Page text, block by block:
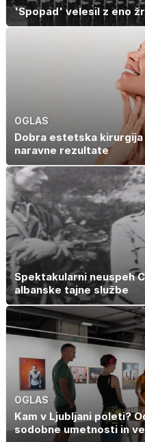
'Spopad' velesil z eno
OGLAS
Dobra estetska
naravne rezultate
Spektakularni neuspeh
albanske tajne službe
OGLAS
Kam v Ljubljani poleti?
sodobne umetnosti in